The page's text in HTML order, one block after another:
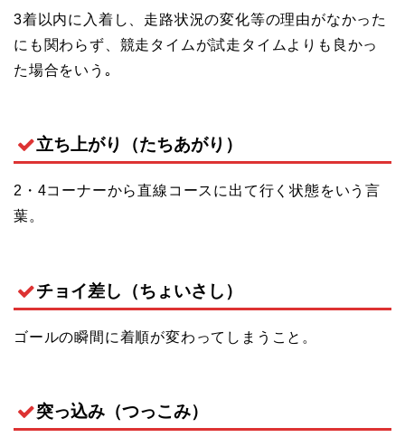
3着以内に入着し、走路状況の変化等の理由がなかった
にも関わらず、競走タイムが試走タイムよりも良かっ
た場合をいう｡
立ち上がり（たちあがり）
2・4コーナーから直線コースに出て行く状態をいう言
葉。
チョイ差し（ちょいさし）
ゴールの瞬間に着順が変わってしまうこと。
突っ込み（つっこみ）